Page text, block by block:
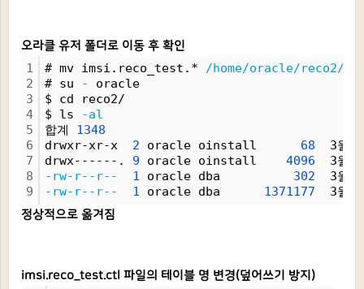
오라클 유저 폴더로 이동 후 확인
1
2
3
4
5
6
7
8
9
# mv imsi.reco_test.* /home/oracle/reco2/
# su
-
oracle
$ cd reco2/
$ ls
-al
합계 1348
drwxr-xr-x 2 oracle oinstall 68 3월
drwx------. 9 oracle oinstall 4096 3월
-rw-r--r--
1 oracle dba 302 3월
-rw-r--r--
1 oracle dba 1371177 3월
정상적으로 옮겨짐
imsi.reco_test.ctl 파일의 테이블 명 변경(덮어쓰기 방지)